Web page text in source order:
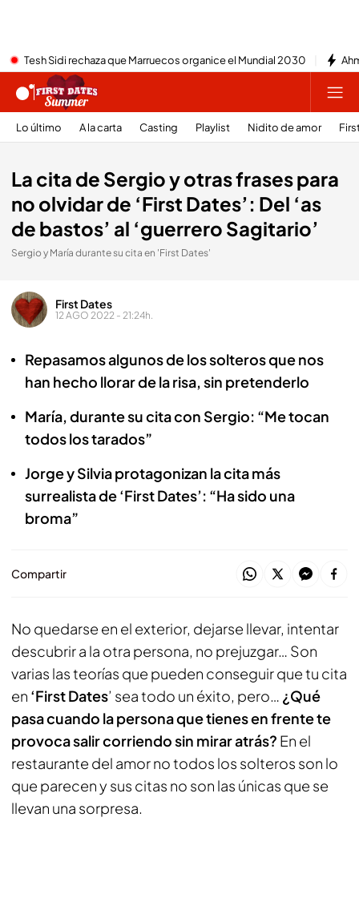
Tesh Sidi rechaza que Marruecos organice el Mundial 2030
Lo último A la carta Casting Playlist Nidito de amor
La cita de Sergio y otras frases para
no olvidar de ‘First Dates’: Del ‘as
de bastos’ al ‘guerrero Sagitario’
Sergio y María durante su cita en 'First Dates'
First Dates
12 AGO 2022 - 21:24h.
Repasamos algunos de los solteros que nos
han hecho llorar de la risa, sin pretenderlo
María, durante su cita con Sergio: “Me tocan
todos los tarados”
Jorge y Silvia protagonizan la cita más
surrealista de ‘First Dates’: “Ha sido una
broma”
Compartir
No quedarse en el exterior, dejarse llevar, intentar
descubrir a la otra persona, no prejuzgar… Son
varias las teorías que pueden conseguir que tu cita
en ‘First Dates’ sea todo un éxito, pero… ¿Qué
pasa cuando la persona que tienes en frente te
provoca salir corriendo sin mirar atrás? En el
restaurante del amor no todos los solteros son lo
que parecen y sus citas no son las únicas que se
llevan una sorpresa.